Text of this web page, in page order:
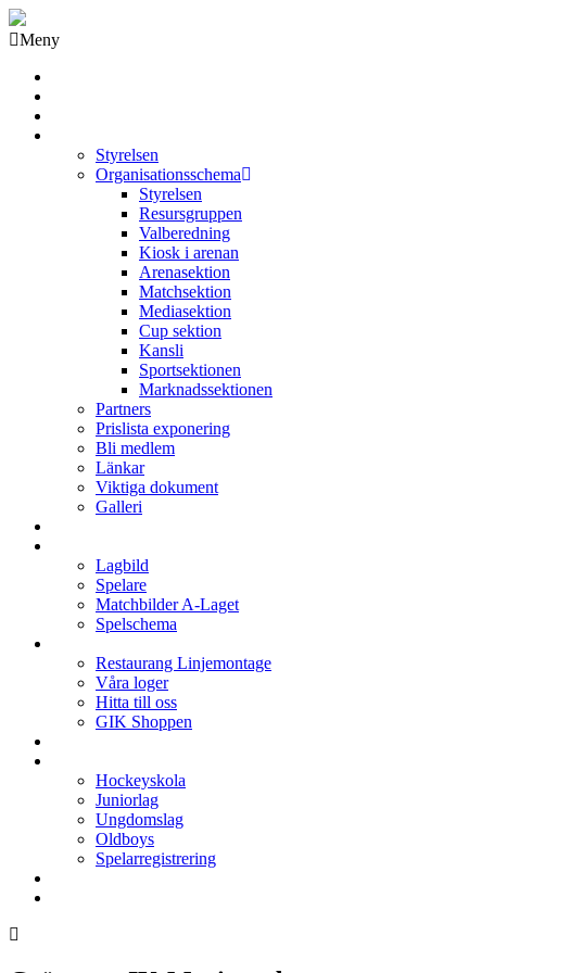
Meny
Styrelsen
Organisationsschema
Styrelsen
Resursgruppen
Valberedning
Kiosk i arenan
Arenasektion
Matchsektion
Mediasektion
Cup sektion
Kansli
Sportsektionen
Marknadssektionen
Partners
Prislista exponering
Bli medlem
Länkar
Viktiga dokument
Galleri
Lagbild
Spelare
Matchbilder A-Laget
Spelschema
Restaurang Linjemontage
Våra loger
Hitta till oss
GIK Shoppen
Hockeyskola
Juniorlag
Ungdomslag
Oldboys
Spelarregistrering